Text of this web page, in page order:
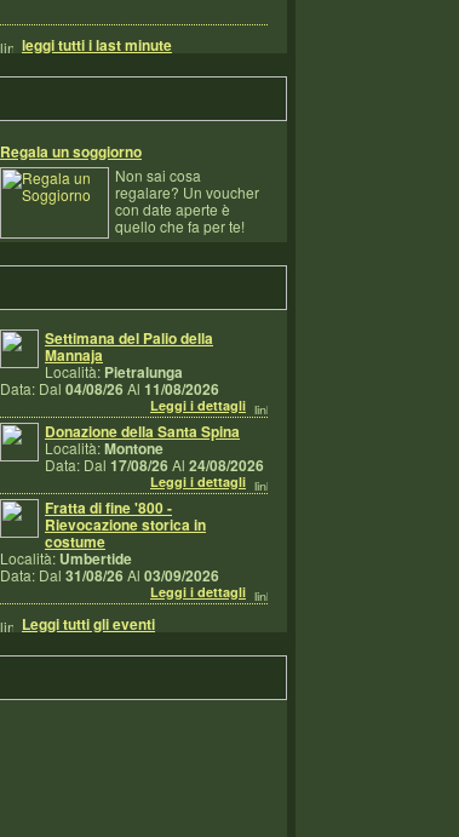
leggi tutti i last minute
Regala un soggiorno
Non sai cosa
regalare? Un voucher
con date aperte è
quello che fa per te!
Settimana del Palio della
Mannaja
Località: Pietralunga
Data: Dal 04/08/26 Al 11/08/2026
Leggi i dettagli
Donazione della Santa Spina
Località:Montone
Data: Dal 17/08/26 Al 24/08/2026
Leggi i dettagli
Fratta di fine '800 -
Rievocazione storica in
costume
Località: Umbertide
Data: Dal 31/08/26 Al 03/09/2026
Leggi i dettagli
Leggi tutti gli eventi